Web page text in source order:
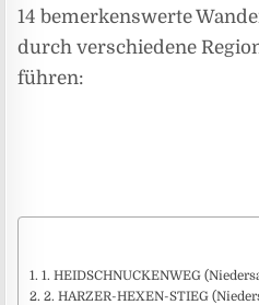
14 bemerkenswerte
durch verschiedene
führen:
1. HEIDSCHNUCKENWEG
2. HARZER-HEXEN-STIEG